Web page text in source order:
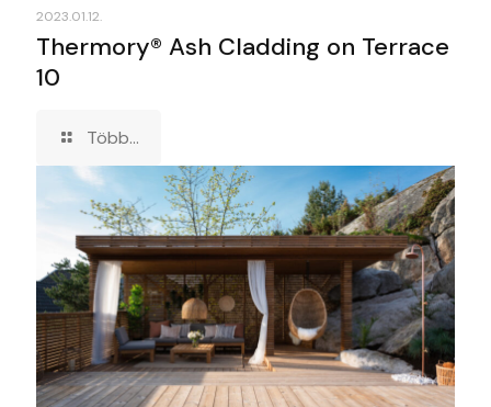
2023.01.12.
Thermory® Ash Cladding on Terrace
10
Több...